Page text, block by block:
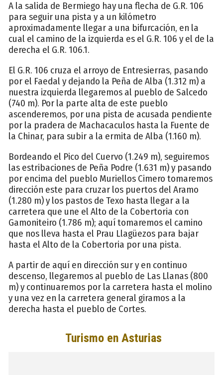
A la salida de Bermiego hay una flecha de G.R. 106
para seguir una pista y a un kilómetro
aproximadamente llegar a una bifurcación, en la
cual el camino de la izquierda es el G.R. 106 y el de la
derecha el G.R. 106.1.
El G.R. 106 cruza el arroyo de Entresierras, pasando
por el Faedal y dejando la Peña de Alba (1.312 m) a
nuestra izquierda llegaremos al pueblo de Salcedo
(740 m). Por la parte alta de este pueblo
ascenderemos, por una pista de acusada pendiente
por la pradera de Machacaculos hasta la Fuente de
la Chinar, para subir a la ermita de Alba (1.160 m).
Bordeando el Pico del Cuervo (1.249 m), seguiremos
las estribaciones de Peña Podre (1.631 m) y pasando
por encima del pueblo Muriellos Cimero tomaremos
dirección este para cruzar los puertos del Aramo
(1.280 m) y los pastos de Texo hasta llegar a la
carretera que une el Alto de la Cobertoria con
Gamoniteiro (1.786 m); aquí tomaremos el camino
que nos lleva hasta el Prau Llagüezos para bajar
hasta el Alto de la Cobertoria por una pista.
A partir de aquí en dirección sur y en continuo
descenso, llegaremos al pueblo de Las Llanas (800
m) y continuaremos por la carretera hasta el molino
y una vez en la carretera general giramos a la
derecha hasta el pueblo de Cortes.